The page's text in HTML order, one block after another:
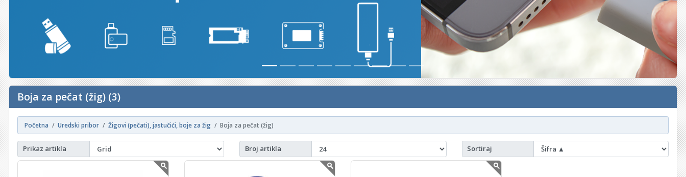
Boja za pečat (žig) (3)
Početna Uredski pribor Žigovi (pečati), jastučići, boje za žig Boja za pečat (žig)
Prikaz artikla Broj artikla Sortiraj